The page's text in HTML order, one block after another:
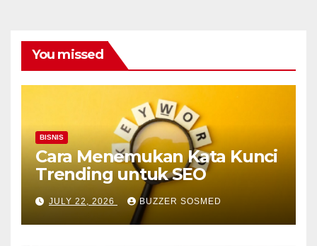
You missed
BISNIS
Cara Menemukan Kata Kunci
Trending untuk SEO
JULY 22, 2026 BUZZER SOSMED